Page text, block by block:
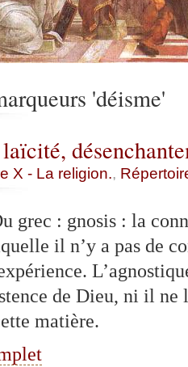
'déisme'
X - La religion.,
grec : gnosis : la
il n’y a pas de
de Dieu, ni il ne
matière.